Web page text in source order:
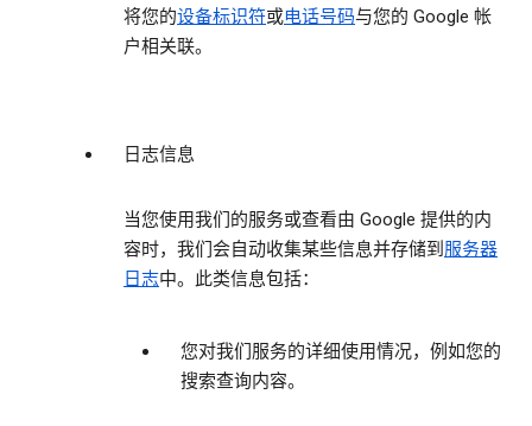
将您的设备标识符或电话号码与您的 Google 帐
户相关联。
日志信息
当您使用我们的服务或查看由 Google 提供的内
容时，我们会自动收集某些信息并存储到 服务器
日志中。此类信息包括：
您对我们服务的详细使用情况，例如您的
搜索查询内容。